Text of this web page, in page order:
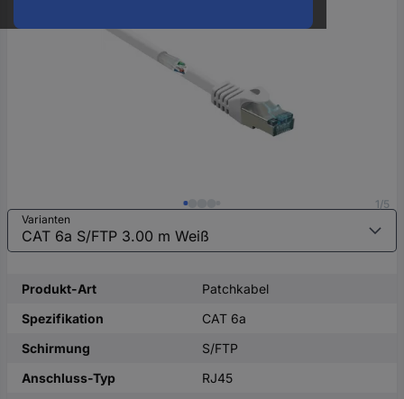
1/5
Varianten
Produkt-Art
Patchkabel
Spezifikation
CAT 6a
Schirmung
S/FTP
Anschluss-Typ
RJ45